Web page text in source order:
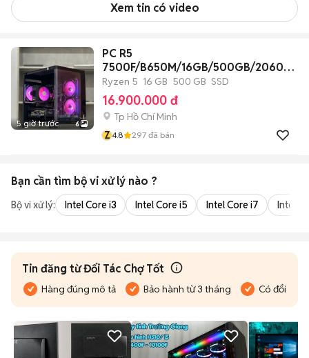
Xem tin có video
5 giờ trước 6
PC R5
7500F/B650M/16GB/500GB/2060S
6G/550W/CASE
Ryzen 5 16 GB 500 GB SSD
16.900.000 đ
Tp Hồ Chí Minh
Z4.8 297 đã bán
Bạn cần tìm bộ vi xử lý nào ?
Bộ vi xử lý: Intel Core i3 Intel Core i5 Intel Core i7 Intel
Tin đăng từ Đối Tác Chợ Tốt
Hàng đúng mô tả Bảo hành từ 3 tháng Có đổi trả